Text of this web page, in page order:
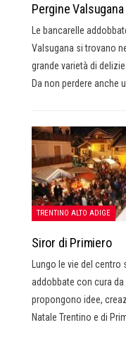
Pergine Valsugana
Le bancarelle
Valsugana si trovano
grande varietà di
Da non perdere anche
TRENTINO ALTO ADIGE
Siror di Primiero
Lungo le vie del
addobbate con cura
propongono idee,
Natale Trentino e di